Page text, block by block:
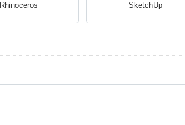
Rhinoceros SketchUp